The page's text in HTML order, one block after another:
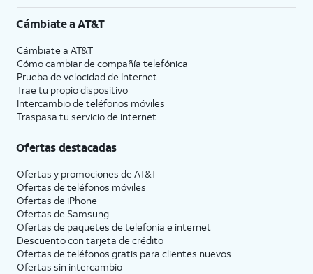
Cámbiate aAT&T
Cámbiate a AT&T
Cómo cambiar de compañía telefónica
Prueba de velocidad de Internet
Trae tu propio dispositivo
Intercambio de teléfonos móviles
Traspasa tu servicio de internet
Ofertas destacadas
Ofertas y promociones de AT&T
Ofertas de teléfonos móviles
Ofertas de iPhone
Ofertas de Samsung
Ofertas de paquetes de telefonía e internet
Descuento con tarjeta de crédito
Ofertas de teléfonos gratis para clientes nuevos
Ofertas sin intercambio